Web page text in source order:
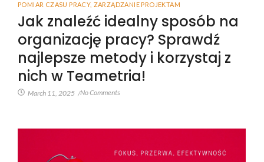
POMIAR CZASU PRACY, ZARZĄDZANIE PROJEKTAM
Jak znaleźć idealny sposób na
organizację pracy? Sprawdź
najlepsze metody i korzystaj z
nich w Teametria!
March 11, 2025 /No Comments